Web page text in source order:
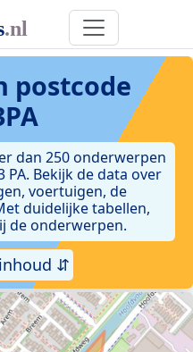
postcode
dan 250 onderwerpen
Bekijk de data over
voertuigen, de
duidelijke tabellen,
de onderwerpen.
⇵